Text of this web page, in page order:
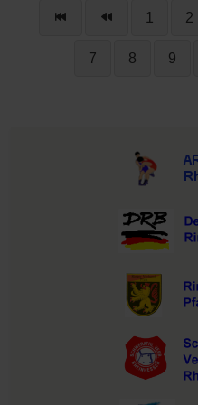
1 2
7 8 9